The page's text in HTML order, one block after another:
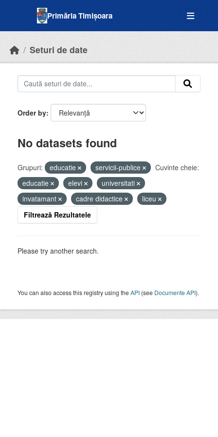
Primăria Timișoara
Seturi de date
Order by
No datasets found
Grupuri: educatie servicii-publice
Cuvinte cheie:
educatie
elevi
universitati
invatamant
cadre didactice
liceu
Filtrează Rezultatele
Please try another search.
You can also access this registry using theAPI (see Documente API).